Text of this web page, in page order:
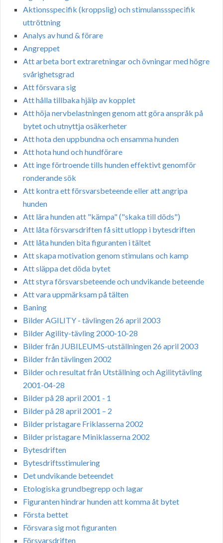
Aktionsspecifik (kroppslig) och stimulanssspecifik
uttröttning
Analys av hund & förare
Angreppet
Att arbeta bort extraretningar och övningar med högre
svårighetsgrad
Att försvara sig
Att hålla tillbaka hjälp av kopplet
Att höja nervbelastningen genom att göra anspråk på
bytet och utnyttja osäkerheter
Att hota den uppbundna och ensamma hunden
Att hota hund och hundförare
Att inge förtroende tills hunden effektivt genomför
ronderande sök
Att kontra ett försvarsbeteende eller att angripa
hunden
Att lära hunden att "kämpa" ("skaka till döds")
Att låta försvarsdriften få sitt utlopp i bytesdriften
Att låta hunden bita figuranten i tältet
Att skapa motivation genom stimulans och kamp
Att släppa det döda bytet
Att styra försvarsbeteende och undvikande beteende
Att vara uppmärksam på tälten
Baning
Bilder AGILITY - tävlingen 26 april 2003
Bilder Agility-tävling 2000-10-28
Bilder från JUBILEUMS-utställningen 26 april 2003
Bilder från tävlingen 2002
Bilder och resultat från Utställning och Agilitytävling
2001-04-28
Bilder på 28 april 2001 - 1
Bilder på 28 april 2001 – 2
Bilder pristagare Friklasserna 2002
Bilder pristagare Miniklasserna 2002
Bytesdriften
Bytesdriftsstimulering
Det undvikande beteendet
Etologiska grundbegrepp och lagar
Figuranten hindrar hunden att komma åt bytet
Första bettet
Försvara sig mot figuranten
Försvarsdriften